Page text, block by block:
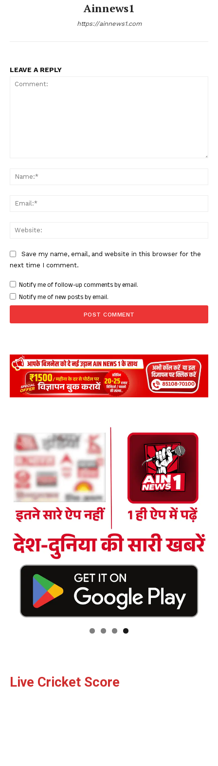
Ainnews1
https://ainnews1.com
LEAVE A REPLY
Save my name, email, and website in this browser for the
next time I comment.
Notify me of follow-up comments by email.
Notify me of new posts by email.
Live Cricket Score